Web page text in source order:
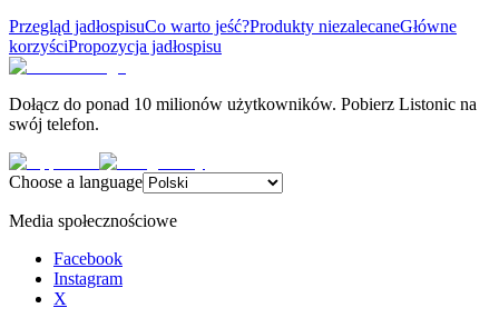
Przegląd jadłospisuCo warto jeść?Produkty niezalecaneGłówne
korzyściPropozycja jadłospisu
Dołącz do ponad 10 milionów użytkowników. Pobierz Listonic na
swój telefon.
Choose a language
Media społecznościowe
Facebook
Instagram
X